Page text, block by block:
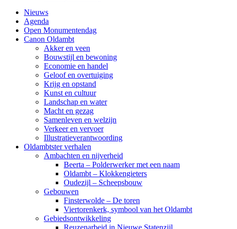
Nieuws
Agenda
Open Monumentendag
Canon Oldambt
Akker en veen
Bouwstijl en bewoning
Economie en handel
Geloof en overtuiging
Krijg en opstand
Kunst en cultuur
Landschap en water
Macht en gezag
Samenleven en welzijn
Verkeer en vervoer
Illustratieverantwoording
Oldambtster verhalen
Ambachten en nijverheid
Beerta – Polderwerker met een naam
Oldambt – Klokkengieters
Oudezijl – Scheepsbouw
Gebouwen
Finsterwolde – De toren
Viertorenkerk, symbool van het Oldambt
Gebiedsontwikkeling
Reuzenarbeid in Nieuwe Statenzijl